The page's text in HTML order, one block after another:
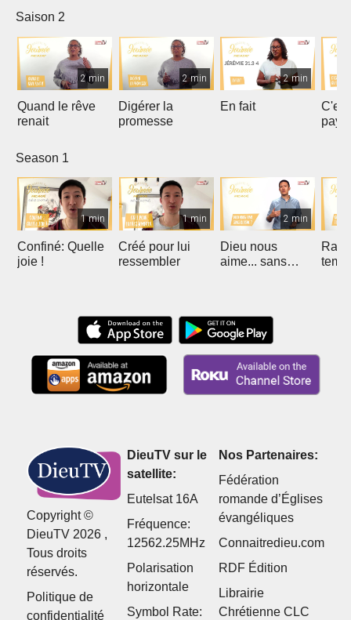
Saison 2
2 min
Quand le rêve
renait
2 min
Digérer la
promesse
2 min
En fait
paye
Season 1
1 min
Confiné: Quelle
joie !
1 min
Créé pour lui
ressembler
2 min
Dieu nous
aime... sans
Copyright ©
DieuTV 2026 ,
Tous droits
réservés.
Politique de
confidentialité
DieuTV sur le
satellite:
Eutelsat 16A
Fréquence:
12562.25MHz
Polarisation
horizontale
Symbol Rate:
Nos Partenaires:
Fédération
romande d’Églises
évangéliques
Connaitredieu.com
RDF Édition
Librairie
Chrétienne CLC